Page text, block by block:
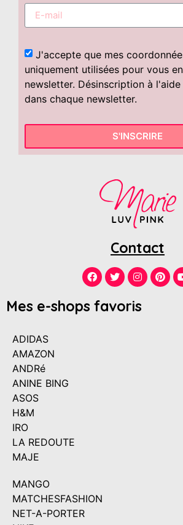
J'accepte que mes
uniquement utilisées pour vous
newsletter. Désinscription à
dans chaque newsletter.
S'INSCRIRE
Contact
Mes e-shops favoris
ADIDAS
AMAZON
ANDRé
ANINE BING
ASOS
H&M
IRO
LA REDOUTE
MAJE
MANGO
MATCHESFASHION
NET-A-PORTER